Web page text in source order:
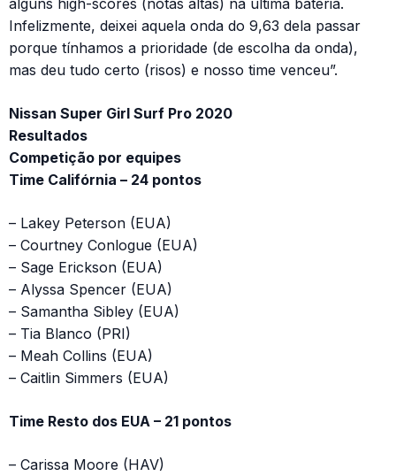
Infelizmente, deixei aquela onda do 9,63 dela passar
porque tínhamos a prioridade (de escolha da onda),
mas deu tudo certo (risos) e nosso time venceu”.
Nissan Super Girl Surf Pro 2020
Resultados
Competição por equipes
Time Califórnia – 24 pontos
– Lakey Peterson (EUA)
– Courtney Conlogue (EUA)
– Sage Erickson (EUA)
– Alyssa Spencer (EUA)
– Samantha Sibley (EUA)
– Tia Blanco (PRI)
– Meah Collins (EUA)
– Caitlin Simmers (EUA)
Time Resto dos EUA – 21 pontos
– Carissa Moore (HAV)